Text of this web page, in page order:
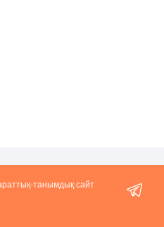
танымдық сайт